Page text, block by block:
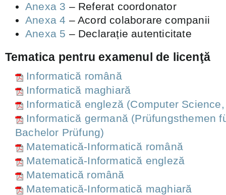
Anexa 3 – Referat coordonator
Anexa 4 – Acord colaborare companii
Anexa 5 – Declarație autenticitate
Tematica pentru examenul de licenţă
Informatică română
Informatică maghiară
Informatică engleză (Computer
Informatică germană (Prüfungsthemen
Bachelor Prüfung)
Matematică-Informatică română
Matematică-Informatică engleză
Matematică română
Matematică-Informatică maghiară